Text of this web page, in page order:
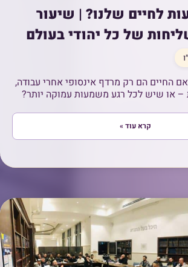
לחיים שלנו? | שיעור
של כל יהודי בעולם
החיים הם רק מרדף אינסופי אחרי עבודה,
או שיש לכל רגע משמעות עמוקה יותר?
קרא עוד »